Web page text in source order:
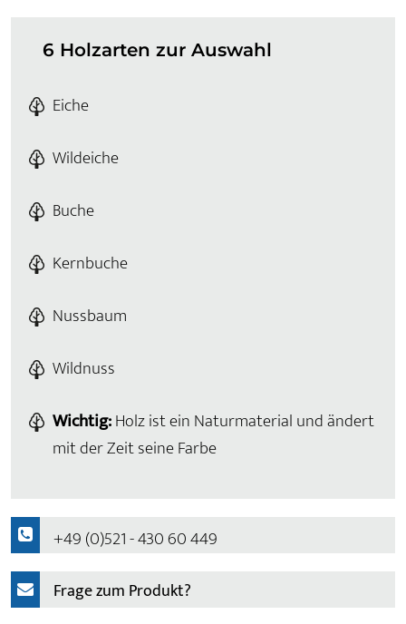
6 Holzarten zur Auswahl
Eiche
Wildeiche
Buche
Kernbuche
Nussbaum
Wildnuss
Wichtig:Holz ist ein Naturmaterial und ändert
mit der Zeit seine Farbe
+49 (0)521 - 430 60 449
Frage zum Produkt?